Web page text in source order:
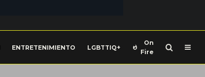
ENTRETENIMIENTO LGBTTIQ+
On
Fire